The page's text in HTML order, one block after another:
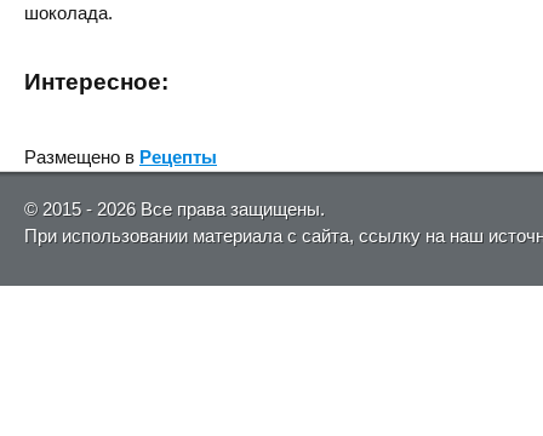
шоколада.
Интересное:
Размещено в Рецепты
© 2015 - 2026 Все права защищены.
При использовании материала с сайта, ссылку на наш